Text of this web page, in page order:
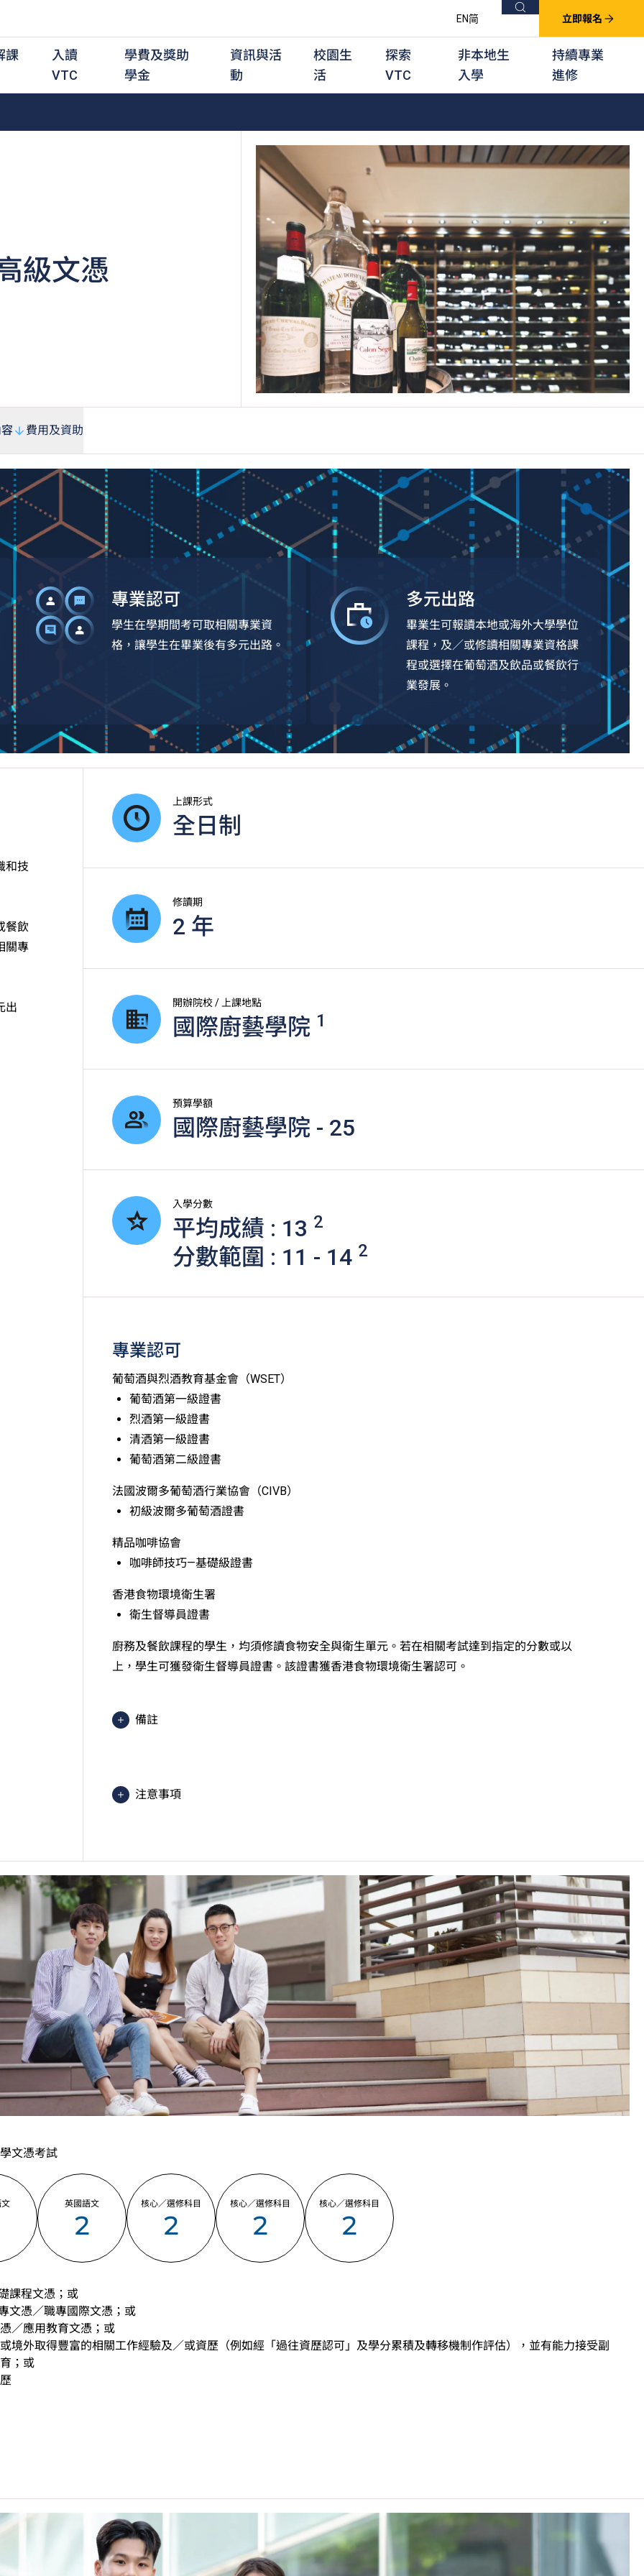
EN简 搜尋 立即報名
課
學歷程度
學士學位
高級文憑
文憑
證書
其他課程
應用學習課程
社群培訓計劃
其他專業課程
專業考試及認可
學徒及其他訓練計劃
入讀
VTC
學費及獎助
學金
資訊與活
動
校園生
活
探索
VTC
非本地生
入學
持續專業
進修
級文憑
費用及資助
專業認可
學生在學期間考可取相關專業資
格，讓學生在畢業後有多元出路。
多元出路
畢業生可報讀本地或海外大學學位
課程，及／或修讀相關專業資格課
程或選擇在葡萄酒及飲品或餐飲行
業發展。
和技
餐飲
關專
出
上課形式
全日制
修讀期
2 年
開辦院校 / 上課地點
國際廚藝學院 1
預算學額
國際廚藝學院 - 25
入學分數
平均成績 : 13 2
分數範圍 : 11 - 14 2
專業認可
葡萄酒與烈酒教育基金會（WSET）
葡萄酒第一級證書
烈酒第一級證書
清酒第一級證書
葡萄酒第二級證書
法國波爾多葡萄酒行業協會（CIVB）
初級波爾多葡萄酒證書
精品咖啡協會
咖啡師技巧—基礎級證書
香港食物環境衛生署
衛生督導員證書
廚務及餐飲課程的學生，均須修讀食物安全與衛生單元。若在相關考試達到指定的分數或以
上，學生可獲發衛生督導員證書。該證書獲香港食物環境衛生署認可。
備註
2025入學分數即2025年度獲取錄學生於香港中學文憑考試中最佳五科成績（包括中國語文及英國語
文）的分數。分數只供參考。（分數對應為：5**=7分；5*=6分；5=5分；4=4分；3=3分；2=2分；
注意事項
學生或須於其他VTC院校上課。VTC可因應情況取消任何課程、修正課程名稱、內容或更改開辦課程
的院校／分校／上課地點。
本課程學生有需要參與品酒活動（評審外觀、香氣、口感），如因身體健康原因而不適合品酒活動的
申請人，未必適合報讀此課程。
學生在受訓期間，必須符合食物處理人員的健康水平，並須於入學前接受一次自費的健康檢查，包括
胸部X光檢查，小便常規、大便常規、大便種菌檢查、甲型肝炎病毒抗體lgG測試。
若甲型肝炎病毒抗體的測試結果呈現陰性，建議學生注射疫苗。
學生須自費驗身及購買課程指定之教科書、制服及鞋，如學生未符合指定要求，本學院有權取消其入
學資格。
學生在完成食物安全與衛生單元後，可選擇自費報考由英國皇家公共衛生學會舉辦的餐飲服務食品安
全二級獎勵證書考試，合格者可獲頒證書。
學生在完成各相關的課程單元後，可選擇自費參加院校安排相關的各專業資格證書考試，合格者可獲
頒有關專業證書。
為配合課程需要，學生可能被安排於其他分校及地點上課或實習（包括星期六、日、公眾假期及晚上
實習）
文憑考試
英國語文
2
核心／選修科目
2
核心／選修科目
2
核心／選修科目
2
課程文憑；或
文憑／職專國際文憑；或
／應用教育文憑；或
境外取得豐富的相關工作經驗及／或資歷（例如經「過往資歷認可」及學分累積及轉移機制作評估），並有能力接受副
；或
能力水平達A2或以上、日語達N3或以上 及 韓語達TOPIK II, 3級或以上，均被接受為一般入學條件中的五科之一。2026年
爾都語成績達E級或以上亦會被接受。詳情請按
學文憑考試公民與社會發展科取得「達標」的成績，於申請入學時會被視為等同香港中學文憑考試科目成績達「第二